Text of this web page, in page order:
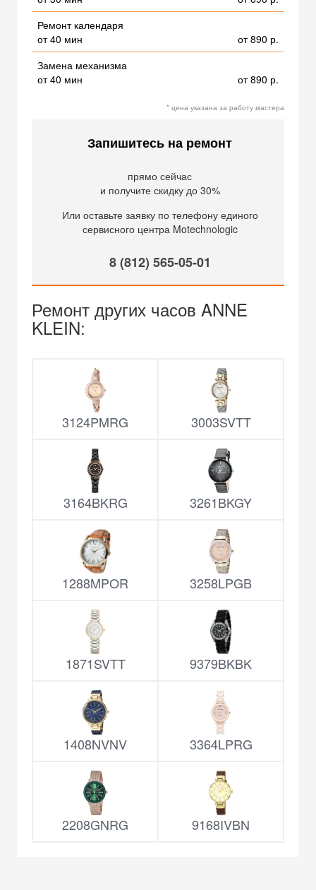
Ремонт календаря
от 40 мин
от 890 р.
Замена механизма
от 40 мин
от 890 р.
* цена указана за работу мастера
Запишитесь на ремонт
прямо сейчас
и получите скидку до 30%
Или оставьте заявку по телефону единого
сервисного центра Motechnologic
8 (812) 565-05-01
Ремонт других часов ANNE
KLEIN:
3124PMRG 3003SVTT
3164BKRG 3261BKGY
1288MPOR 3258LPGB
1871SVTT 9379BKBK
1408NVNV 3364LPRG
2208GNRG 9168IVBN